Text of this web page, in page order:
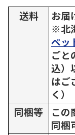
送料
お届
※北
ペッ
ごと
込）
はご
く）
同梱等
この
同梱